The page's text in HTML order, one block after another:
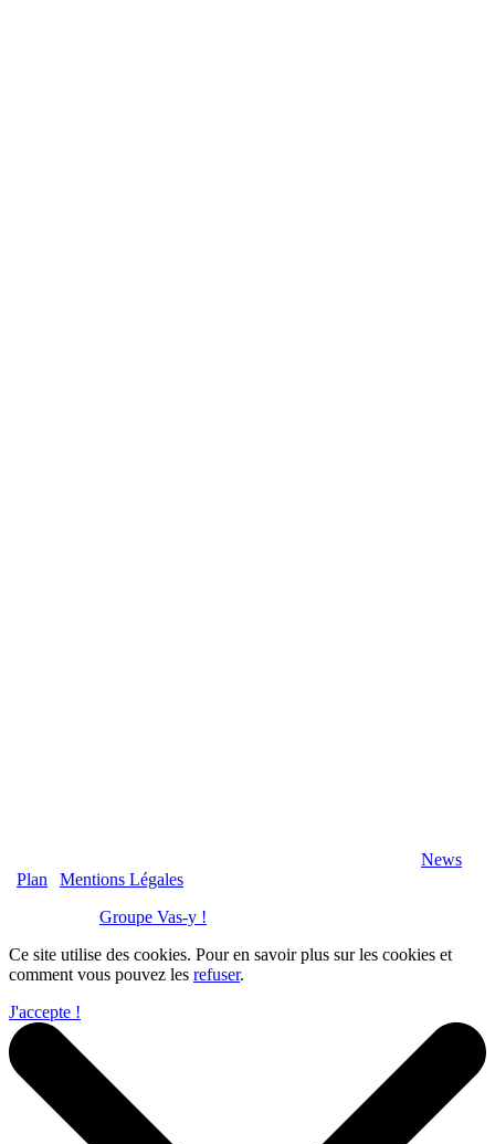
News
Plan
Mentions Légales
Groupe Vas-y !
Ce site utilise des cookies. Pour en savoir plus sur les cookies et
comment vous pouvez les refuser.
J'accepte !